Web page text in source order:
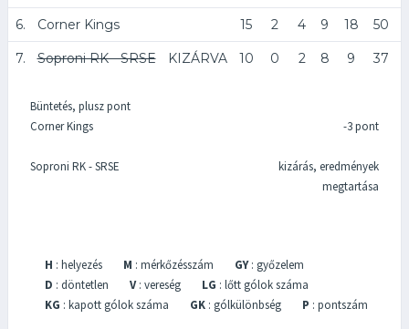
6. Corner Kings 15 2 4 9 18 50
7. Soproni RK - SRSE KIZÁRVA 10 0 2 8 9 37
Büntetés, plusz pont
Corner Kings
-3 pont
Soproni RK - SRSE
kizárás, eredmények
megtartása
H : helyezés M : mérkőzésszám GY: győzelem
D : döntetlen V: vereség LG : lőtt gólok száma
KG : kapott gólok száma GK : gólkülönbség P : pontszám